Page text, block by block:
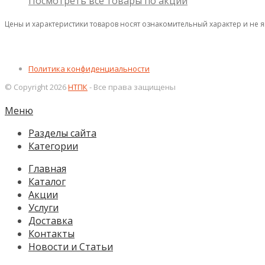
Цены и характеристики товаров носят ознакомительный характер и не
Политика конфиденциальности
© Copyright 2026НТПК- Все права защищены
Меню
Разделы сайта
Категории
Главная
Каталог
Акции
Услуги
Доставка
Контакты
Новости и Статьи